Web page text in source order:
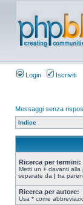
Login Iscriviti
Messaggi senza
Indice
Ricerca per termini:
Metti un + davanti alla
separate da | tra
Ricerca per autore:
Usa * come